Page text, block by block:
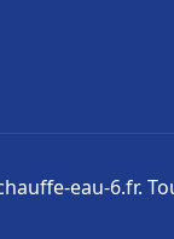
eau-6.fr.